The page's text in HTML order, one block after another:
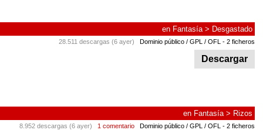
en Fantasía> Desgastado
28.511 descargas (6 ayer) Dominio público / GPL / OFL - 2 ficheros
Descargar
en Fantasía> Rizos
8.952 descargas (6 ayer) 1 comentario Dominio público / GPL / OFL - 2 ficheros